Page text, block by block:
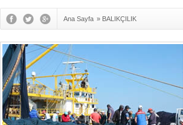
Ana Sayfa » BALIKÇILIK